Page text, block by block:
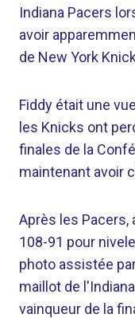
Indiana Pacers
avoir
de New York
Fiddy était une
les Knicks ont
finales de la
maintenant avoir
Après les Pacers,
108-91 pour
photo assistée
maillot de
vainqueur de la